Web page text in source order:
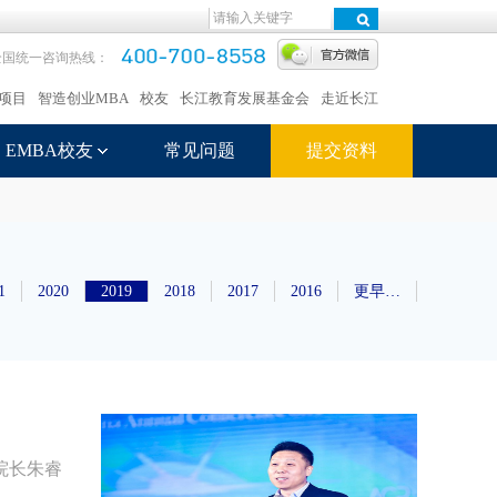
统一咨询热线：
目 智造创业MBA 校友 长江教育发展基金会 走近长江
EMBA校友 常见问题 提交资料
更早…
2016
2017
2018
2019
2020
长朱睿